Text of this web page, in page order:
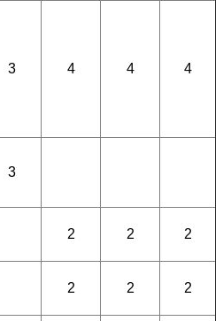
3 4 4 4
3
2 2 2
2 2 2